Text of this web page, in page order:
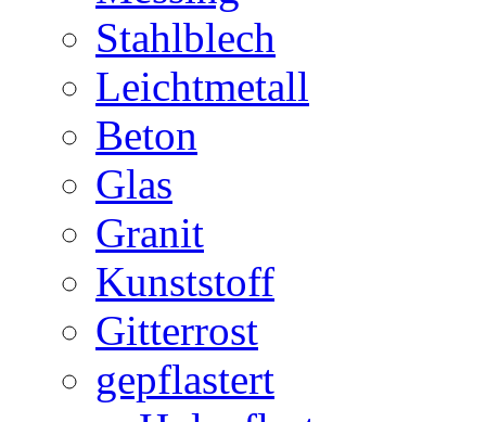
Stahlblech
Leichtmetall
Beton
Glas
Granit
Kunststoff
Gitterrost
gepflastert